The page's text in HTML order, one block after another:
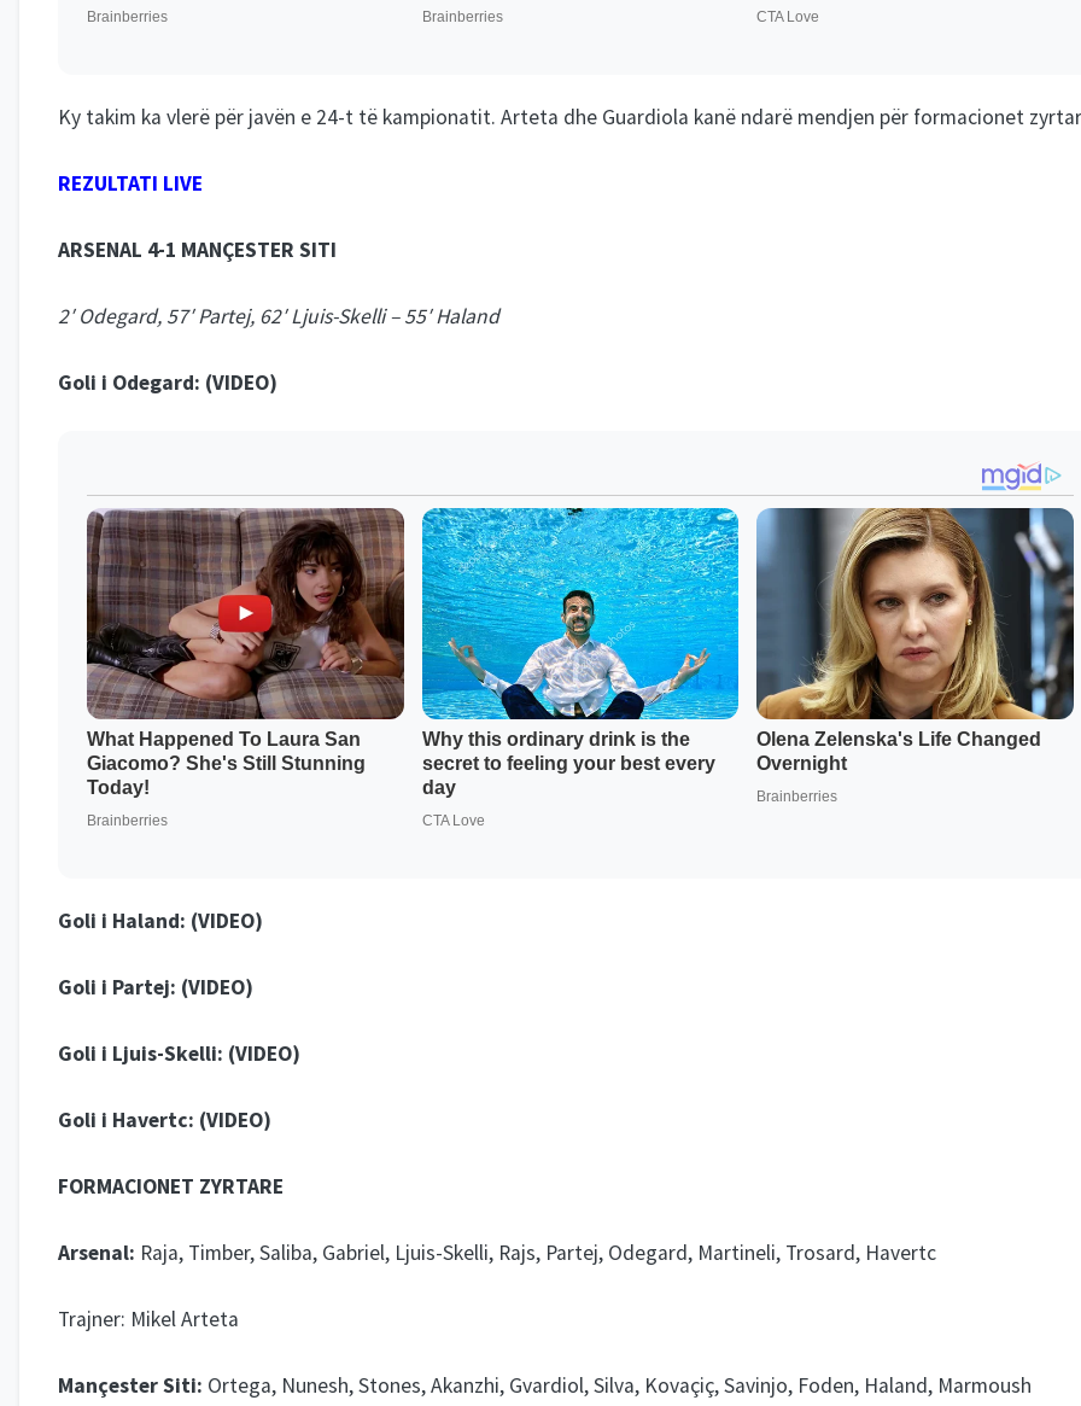
Ky takim ka vlerë për javën e 24-t të kampionatit. Arteta dhe Guardiola kanë ndarë mendjen për formacionet
REZULTATI LIVE
ARSENAL 4-1 MANÇESTER SITI
2′ Odegard, 57′ Partej, 62′ Ljuis-Skelli – 55′ Haland
Goli i Odegard: (VIDEO)
Goli i Haland: (VIDEO)
Goli i Partej: (VIDEO)
Goli i Ljuis-Skelli: (VIDEO)
Goli i Havertc: (VIDEO)
FORMACIONET ZYRTARE
Arsenal: Raja, Timber, Saliba, Gabriel, Ljuis-Skelli, Rajs, Partej, Odegard, Martineli, Trosard, Havertc
Trajner: Mikel Arteta
Mançester Siti: Ortega, Nunesh, Stones, Akanzhi, Gvardiol, Silva, Kovaçiç, Savinjo, Foden, Haland, Marmoush